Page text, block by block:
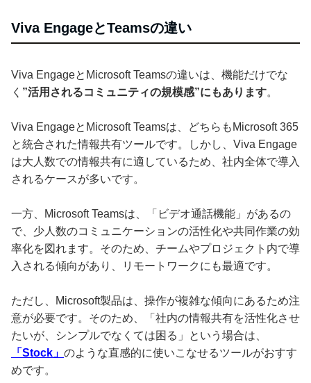
Viva EngageとTeamsの違い
Viva EngageとMicrosoft Teamsの違いは、機能だけでな
く ”活用されるコミュニティの規模感”にもあります。
Viva EngageとMicrosoft Teamsは、どちらもMicrosoft 365
と統合された情報共有ツールです。しかし、Viva Engage
は大人数での情報共有に適しているため、社内全体で導入
されるケースが多いです。
一方、Microsoft Teamsは、「ビデオ通話機能」があるの
で、少人数のコミュニケーションの活性化や共同作業の効
率化を図れます。そのため、チームやプロジェクト内で導
入される傾向があり、リモートワークにも最適です。
ただし、Microsoft製品は、操作が複雑な傾向にあるため注
意が必要です。そのため、「社内の情報共有を活性化させ
たいが、シンプルでなくては困る」という場合は、
「Stock」 のような直感的に使いこなせるツールがおすす
めです。